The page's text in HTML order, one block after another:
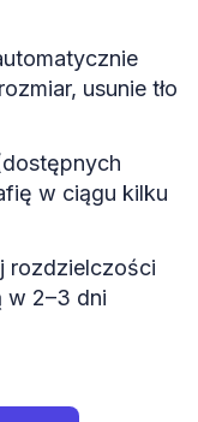
usunie tło
w ciągu kilku
rozdzielczości
w 2–3 dni